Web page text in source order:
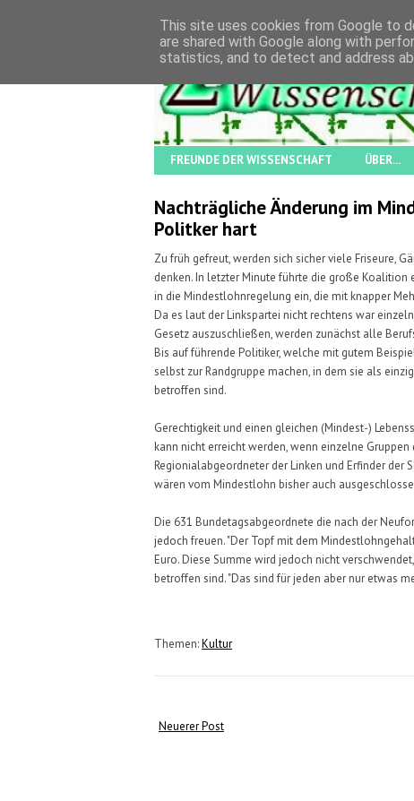
FREUNDE DER WISSENSCHAFT ÜBER...
Nachträgliche Änderung im
Politker hart
Zu früh gefreut, werden sich sicher viele Friseure,
denken. In letzter Minute führte die große Koalition
in die Mindestlohnregelung ein, die mit knapper
Da es laut der Linkspartei nicht rechtens war
Gesetz auszuschließen, werden zunächst alle
Bis auf führende Politiker, welche mit gutem
selbst zur Randgruppe machen, in dem sie als
betroffen sind.
Gerechtigkeit und einen gleichen (Mindest-)
kann nicht erreicht werden, wenn einzelne
Regionialabgeordneter der Linken und Erfinder der
wären vom Mindestlohn bisher auch
Die 631 Bundetagsabgeordnete die nach der
jedoch freuen. "Der Topf mit dem
Euro. Diese Summe wird jedoch nicht
betroffen sind. "Das sind für jeden aber nur etwas
Themen:Kultur
Neuerer Post
This site uses cookies from Google to
are shared with Google along with
statistics, and to detect and address